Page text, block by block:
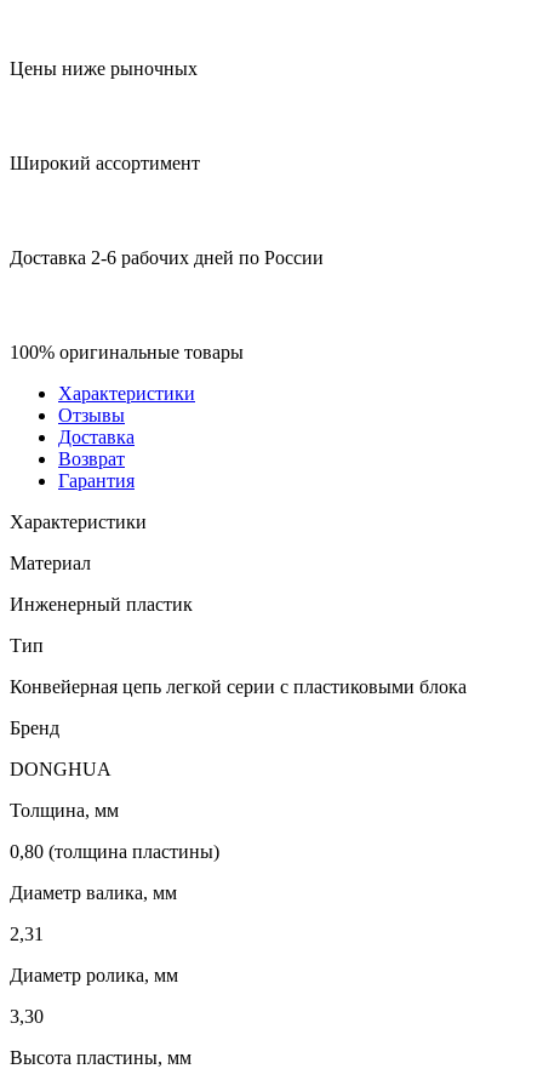
Цены ниже рыночных
Широкий ассортимент
Доставка 2-6 рабочих дней по России
100% оригинальные товары
Характеристики
Отзывы
Доставка
Возврат
Гарантия
Характеристики
Материал
Инженерный пластик
Тип
Конвейерная цепь легкой серии с пластиковыми блока
Бренд
DONGHUA
Толщина, мм
0,80 (толщина пластины)
Диаметр валика, мм
2,31
Диаметр ролика, мм
3,30
Высота пластины, мм